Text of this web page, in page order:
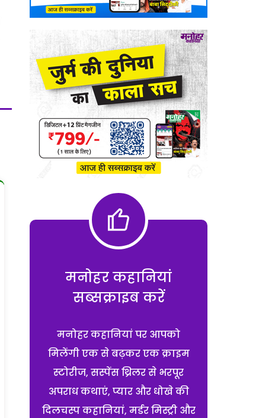
मनोहर कहानियां
सब्सक्राइब करें
मनोहर कहानियां पर आपको
मिलेंगी एक से बढ़कर एक क्राइम
स्टोरीज, सस्पेंस थ्रिलर से भरपूर
अपराध कथाएं, प्यार और धोखे की
दिलचस्प कहानियां, मर्डर मिस्ट्री और